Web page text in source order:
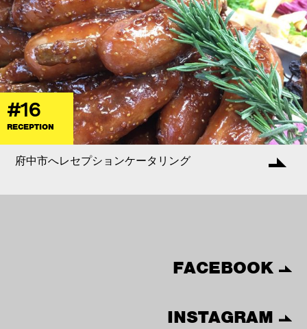
#16
RECEPTION
府中市へレセプションケータリング
FACEBOOK
INSTAGRAM